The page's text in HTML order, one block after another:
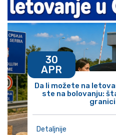
Da li možete na
ste na bolovanju:
granici
Detaljnije
30
APR